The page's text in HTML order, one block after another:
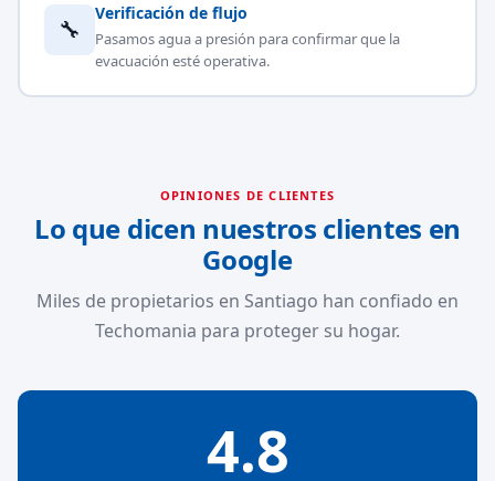
🔧
Verificación de flujo
Pasamos agua a presión para confirmar que la
evacuación esté operativa.
OPINIONES DE CLIENTES
Lo que dicen nuestros clientes en
Google
Miles de propietarios en Santiago han confiado en
Techomania para proteger su hogar.
4.8